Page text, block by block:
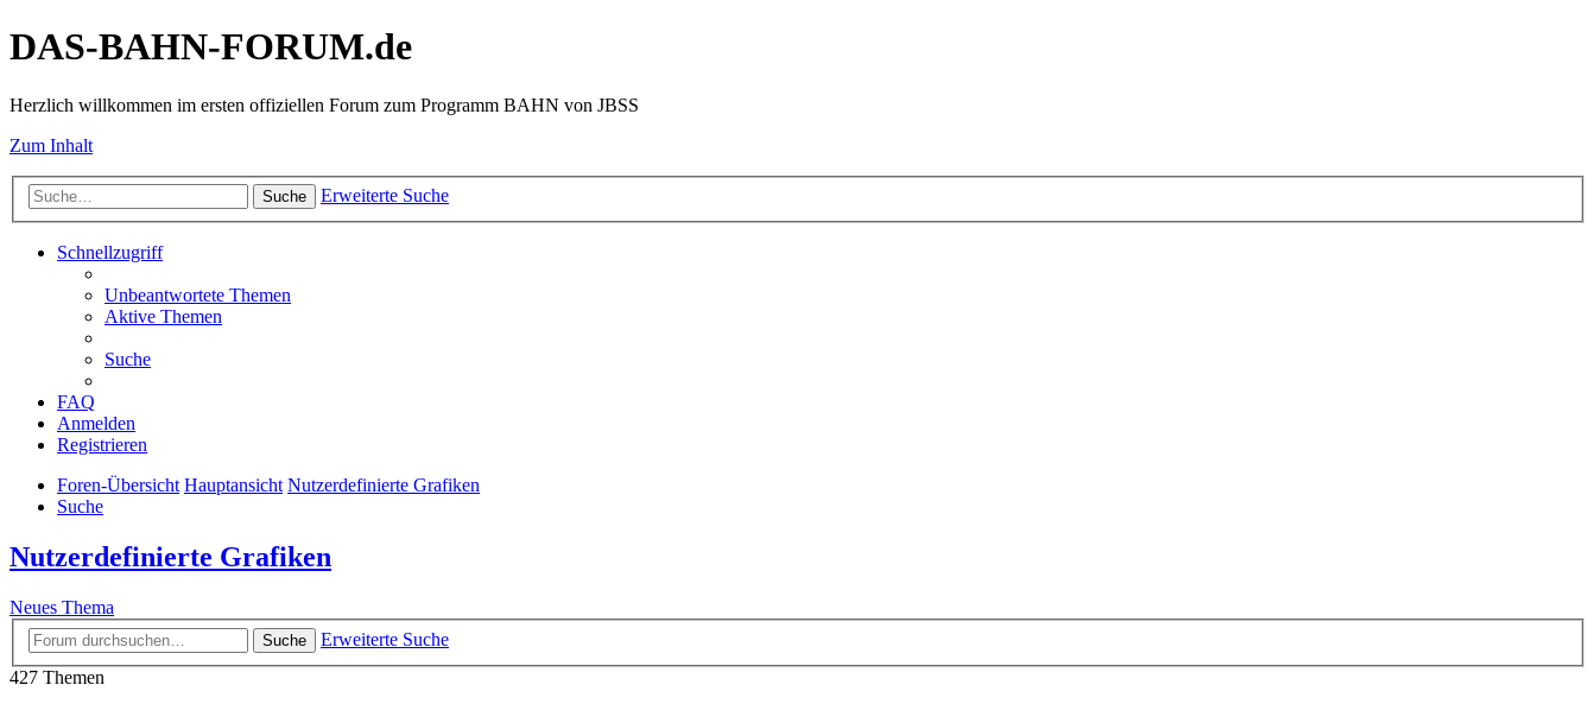
DAS-BAHN-FORUM.de
Herzlich willkommen im ersten offiziellen Forum zum Programm BAHN von JBSS
Zum Inhalt
Suche Erweiterte Suche
Schnellzugriff
Unbeantwortete Themen
Aktive Themen
Suche
FAQ
Anmelden
Registrieren
Foren-Übersicht Hauptansicht Nutzerdefinierte Grafiken
Suche
Nutzerdefinierte Grafiken
Neues Thema
Suche
Erweiterte Suche
427 Themen